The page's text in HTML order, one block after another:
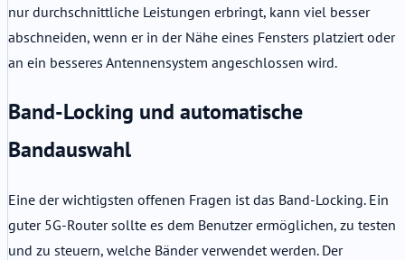
nur durchschnittliche Leistungen erbringt, kann viel besser
abschneiden, wenn er in der Nähe eines Fensters platziert oder
an ein besseres Antennensystem angeschlossen wird.
Band-Locking und automatische
Bandauswahl
Eine der wichtigsten offenen Fragen ist das Band-Locking. Ein
guter 5G-Router sollte es dem Benutzer ermöglichen, zu testen
und zu steuern, welche Bänder verwendet werden. Der